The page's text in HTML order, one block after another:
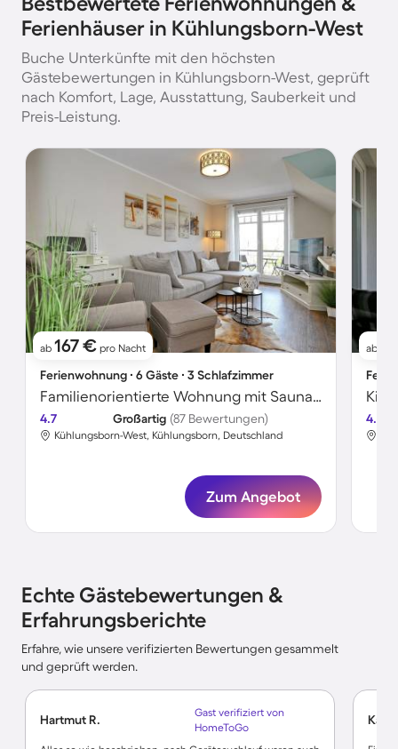
Ferienhäuser in Kühlungsborn-West
Buche Unterkünfte mit den höchsten
Gästebewertungen in Kühlungsborn-West, geprüft
nach Komfort, Lage, Ausstattung, Sauberkeit und
Preis-Leistung.
ab 167 € pro Nacht
Ferienwohnung ∙ 6 Gäste ∙ 3 Schlafzimmer
Familienorientierte Wohnung mit Sauna | Meerblick | Neben dem Strand
4.7 Großartig (87 Bewertungen)
Kühlungsborn-West, Kühlungsborn, Deutschland
Zum Angebot
ab
4.7
Echte Gästebewertungen &
Erfahrungsberichte
Erfahre, wie unsere verifizierten Bewertungen gesammelt
und geprüft werden.
Hartmut R.
Gast verifiziert von
HomeToGo
Karl